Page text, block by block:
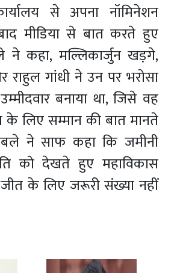
से अपना नॉमिनेशन
मीडिया से बात करते हुए
ने कहा, मल्लिकार्जुन खड़गे,
राहुल गांधी ने उन पर भरोसा
बनाया था, जिसे वह
लिए सम्मान की बात मानते
ने साफ कहा कि जमीनी
को देखते हुए महाविकास
के लिए जरूरी संख्या नहीं